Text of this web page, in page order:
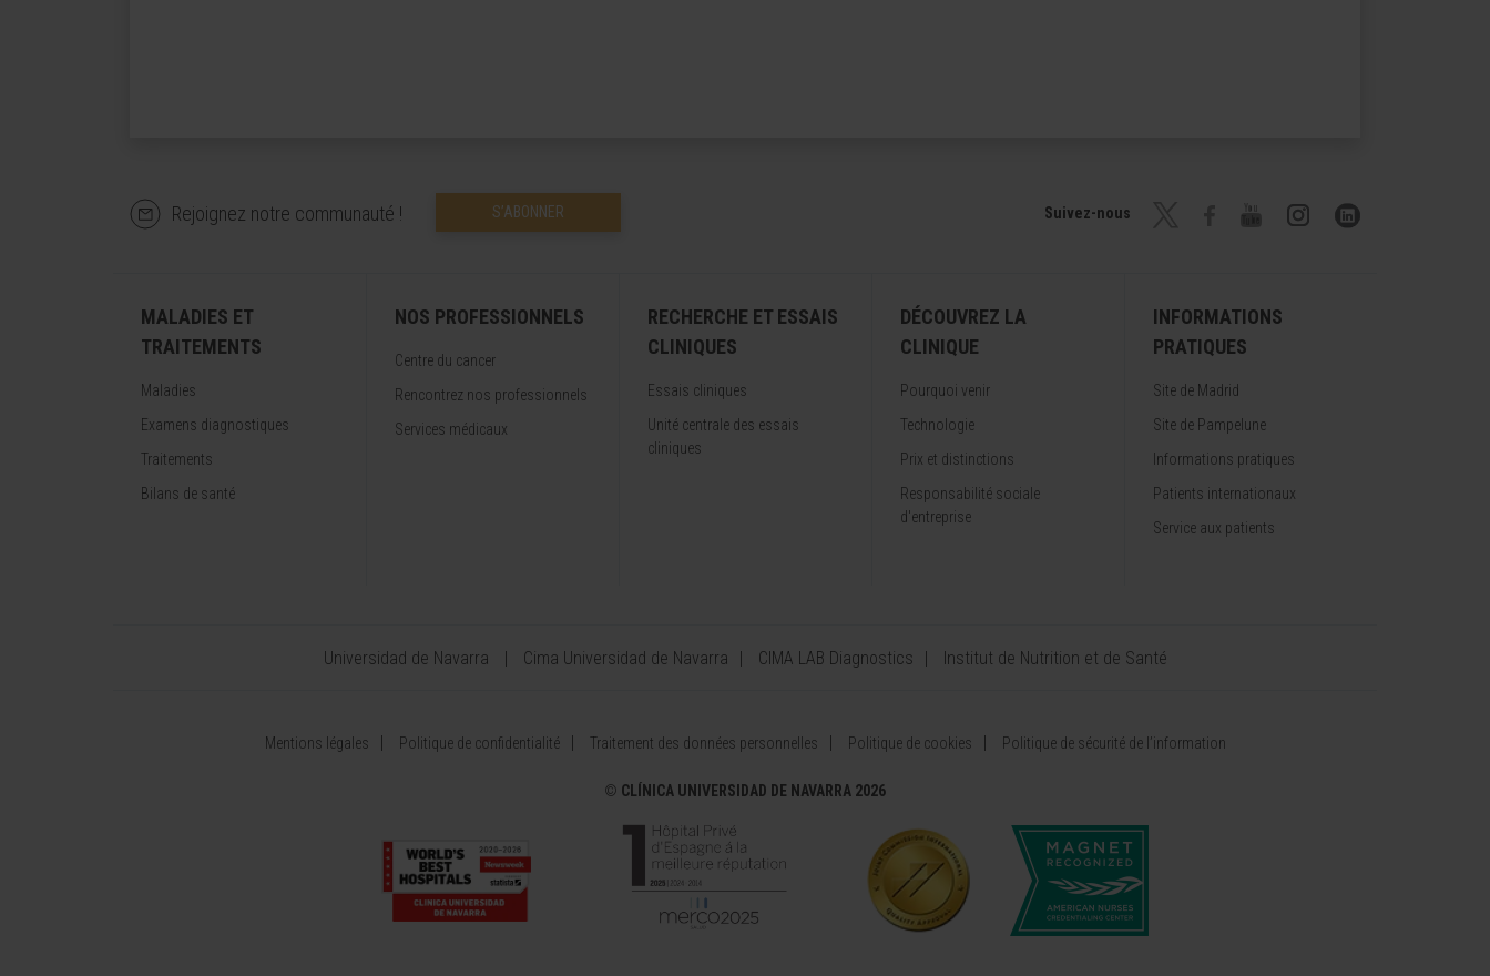
Rejoignez notre communauté ! S’ABONNER Suivez-nous
MALADIES ET
TRAITEMENTS
Maladies
Examens diagnostiques
Traitements
Bilans de santé
NOS PROFESSIONNELS
Centre du cancer
Rencontrez nos professionnels
Services médicaux
RECHERCHE ET ESSAIS
CLINIQUES
Essais cliniques
Unité centrale des essais
cliniques
DÉCOUVREZ LA
CLINIQUE
Pourquoi venir
Technologie
Prix et distinctions
Responsabilité sociale
d'entreprise
INFORMATIONS
PRATIQUES
Site de Madrid
Site de Pampelune
Informations pratiques
Patients internationaux
Service aux patients
Universidad de Navarra Cima Universidad de Navarra CIMA LAB Diagnostics Institut de Nutrition et de Santé
Mentions légales Politique de confidentialité Traitement des données personnelles Politique de cookies Politique de sécurité de l’information
© CLÍNICA UNIVERSIDAD DE NAVARRA 2026